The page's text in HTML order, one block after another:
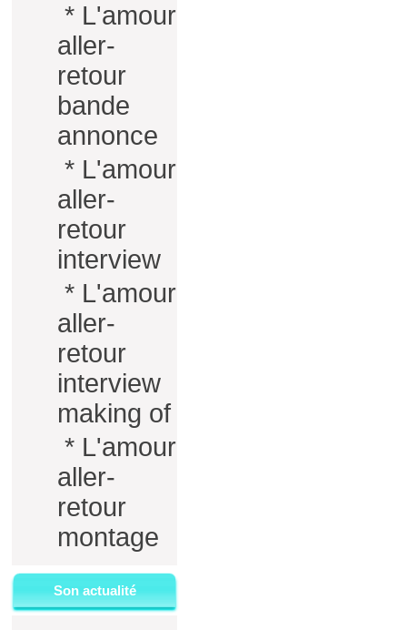
* L'amour
aller-
retour
bande
annonce
* L'amour
aller-
retour
interview
* L'amour
aller-
retour
interview
making of
* L'amour
aller-
retour
montage
Son actualité